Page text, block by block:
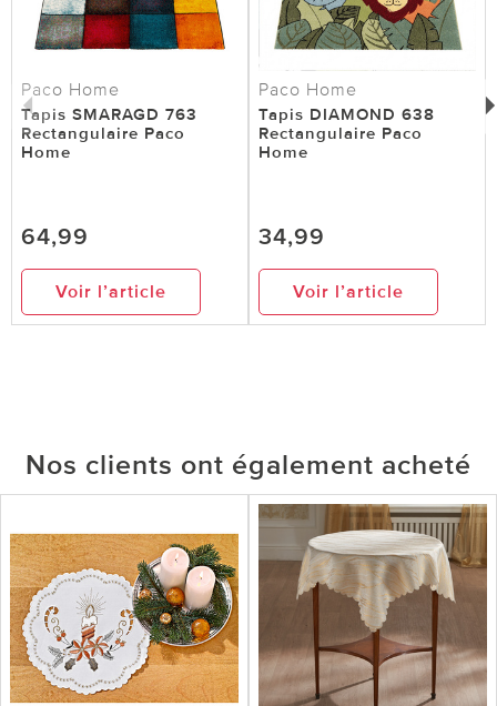
Paco Home
Tapis SMARAGD 763
Rectangulaire Paco
Home
64,99
Voir l’article
Paco Home
Tapis DIAMOND 638
Rectangulaire Paco
Home
34,99
Voir l’article
Nos clients ont également acheté